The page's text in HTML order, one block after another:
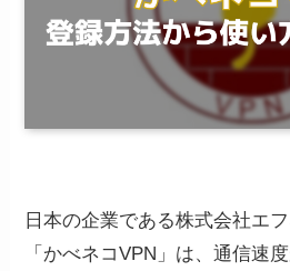
日本の企業である株式会社エ
「かべネコVPN」は、通信速